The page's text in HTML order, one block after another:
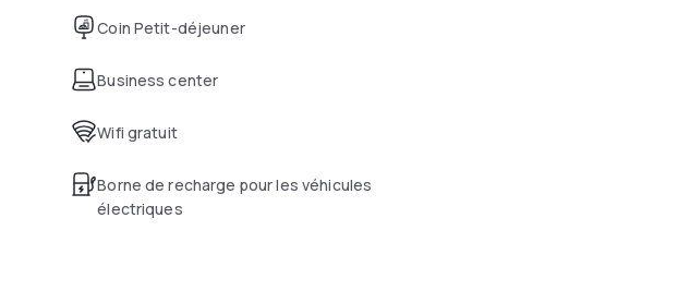
Coin Petit-déjeuner
Business center
Wifi gratuit
Borne de recharge pour les véhicules
électriques